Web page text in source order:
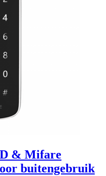
& Mifare
buitengebruik